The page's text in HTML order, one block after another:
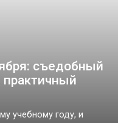
съедобный
практичный
учебному году, и